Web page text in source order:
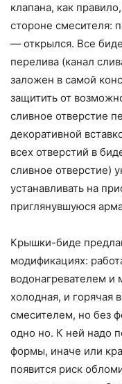
клапана, как
стороне смесителя:
— открылся. Все
перелива (канал
заложен в самой
защитить от
сливное отверстие
декоративной
всех отверстий в
сливное отверстие)
устанавливать на
приглянувшуюся
Крышки-биде
модификациях:
водонагревателем и
холодная, и горячая
смесителем, но без
одно но. К ней надо
формы, иначе или
появится риск